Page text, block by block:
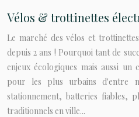
Vélos & trottinettes
Le marché des vélos et
depuis 2 ans ! Pourquoi tant de
enjeux écologiques mais aussi
pour les plus urbains d'entre
stationnement, batteries fiables,
traditionnels en ville...